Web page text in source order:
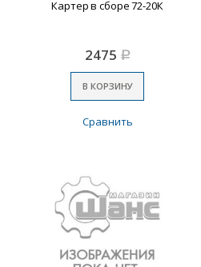
Картер в сборе 72-20К
2475 Р
В КОРЗИНУ
Сравнить